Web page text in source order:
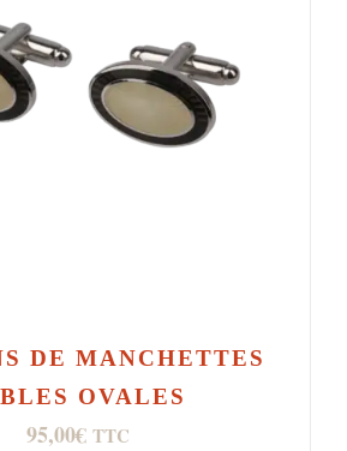
DE MANCHETTES
OVALES
95,00€ TTC